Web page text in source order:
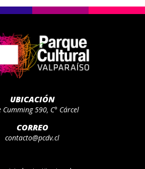
UBICACIÓN
Cumming 590, C° Cárcel
CORREO
contacto@pcdv.cl